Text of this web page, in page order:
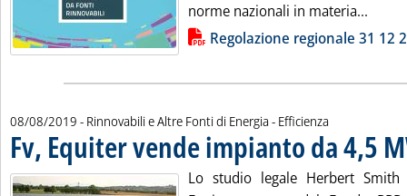
norme nazionali in materia...
Lista allegati PDF alla notiziaRegolazione regionale 31 12
08/08/2019 - Rinnovabili e Altre Fonti di Energia - Efficienza
Fv, Equiter vende impianto da 4,5
Lo studio legale Herbert Smith